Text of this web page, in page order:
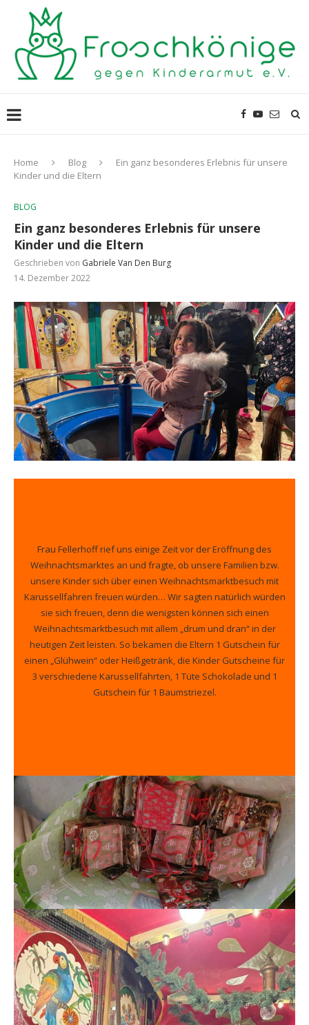
Home Blog
Ein ganz besonderes Erlebnis für unsere
Kinder und die Eltern
BLOG
Ein ganz besonderes Erlebnis für unsere
Kinder und die Eltern
Geschrieben von Gabriele Van Den Burg
14. Dezember 2022
Frau Fellerhoff rief uns einige Zeit vor der Eröffnung des
Weihnachtsmarktes an und fragte, ob unsere Familien bzw.
unsere Kinder sich über einen Weihnachtsmarktbesuch mit
Karussellfahren freuen würden… Wir sagten natürlich würden
sie sich freuen, denn die wenigsten können sich einen
Weihnachtsmarktbesuch mit allem „drum und dran“ in der
heutigen Zeit leisten. So bekamen die Eltern 1 Gutschein für
einen „Glühwein“ oder Heißgetränk, die Kinder Gutscheine für
3 verschiedene Karussellfahrten, 1 Tüte Schokolade und 1
Gutschein für 1 Baumstriezel.